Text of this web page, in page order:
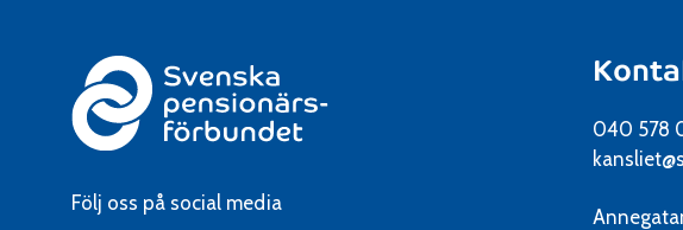
Följ oss på social media
040 578